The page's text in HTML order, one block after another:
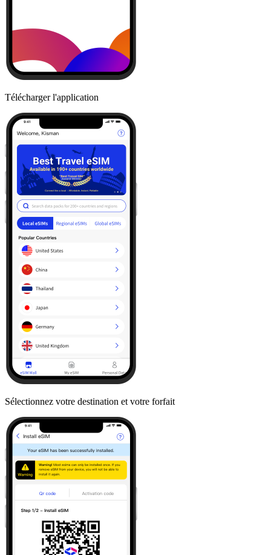
Télécharger l'application
Sélectionnez votre destination et votre forfait